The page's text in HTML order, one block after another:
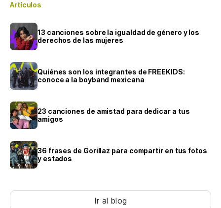
Artículos
13 canciones sobre la igualdad de género y los
derechos de las mujeres
Quiénes son los integrantes de FREEKIDS:
conoce a la boyband mexicana
23 canciones de amistad para dedicar a tus
amigos
36 frases de Gorillaz para compartir en tus fotos
y estados
Ir al blog